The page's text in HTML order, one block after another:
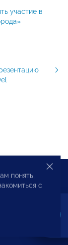
участие в
понять,
с